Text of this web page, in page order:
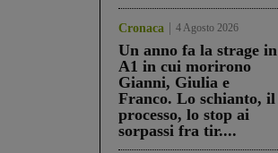
Cronaca 4 Agosto 2026
Un anno fa la strage in
A1 in cui morirono
Gianni, Giulia e
Franco. Lo schianto, il
processo, lo stop ai
sorpassi fra tir....